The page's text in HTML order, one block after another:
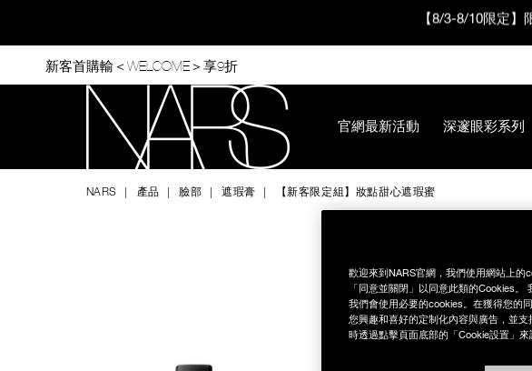
content
【8/3-8/10限定
新客首購輸＜WELCOME＞享9折
官網最新活動 深邃眼彩系列
NARS 產品 臉部 遮瑕膏 【新客限定組】妝點甜心遮瑕蜜
/zh/
歡迎來到NARS官網，我們使用網站上
「同意並關閉」以同意此類的Cookies
我們會使用必要的cookies。在獲得您的
您興趣和喜好的定制化內容與廣告，並
時透過點擊頁面底部的「Cookie設置」來